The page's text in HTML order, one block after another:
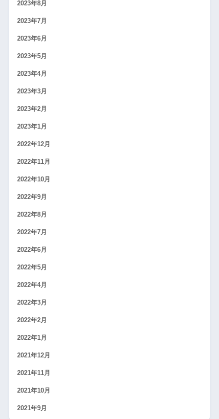
2023年8月
2023年7月
2023年6月
2023年5月
2023年4月
2023年3月
2023年2月
2023年1月
2022年12月
2022年11月
2022年10月
2022年9月
2022年8月
2022年7月
2022年6月
2022年5月
2022年4月
2022年3月
2022年2月
2022年1月
2021年12月
2021年11月
2021年10月
2021年9月